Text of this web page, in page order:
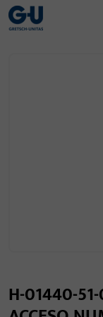
H-01440-